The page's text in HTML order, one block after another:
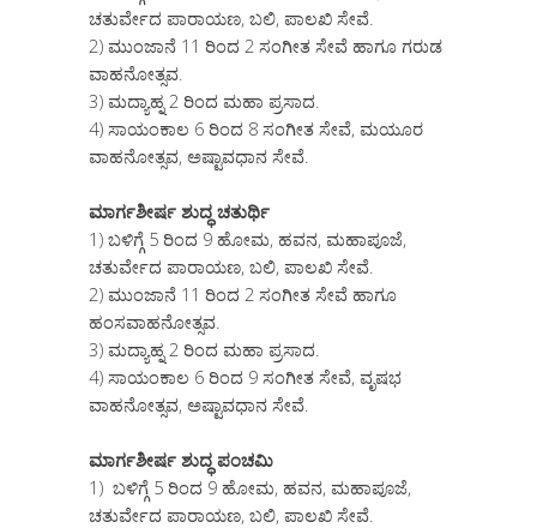
ಚತುರ್ವೇದ ಪಾರಾಯಣ, ಬಲಿ, ಪಾಲಖಿ ಸೇವೆ.
2) ಮುಂಜಾನೆ 11 ರಿಂದ 2 ಸಂಗೀತ ಸೇವೆ ಹಾಗೂ ಗರುಡ
ವಾಹನೋತ್ಸವ.
3) ಮದ್ಯಾಹ್ನ 2 ರಿಂದ ಮಹಾ ಪ್ರಸಾದ.
4) ಸಾಯಂಕಾಲ 6 ರಿಂದ 8 ಸಂಗೀತ ಸೇವೆ, ಮಯೂರ
ವಾಹನೋತ್ಸವ, ಅಷ್ಟಾವಧಾನ ಸೇವೆ.
ಮಾರ್ಗಶೀರ್ಷ ಶುದ್ಧ ಚತುರ್ಥಿ
1) ಬಳಿಗ್ಗೆ 5 ರಿಂದ 9 ಹೋಮ, ಹವನ, ಮಹಾಪೂಜೆ,
ಚತುರ್ವೇದ ಪಾರಾಯಣ, ಬಲಿ, ಪಾಲಖಿ ಸೇವೆ.
2) ಮುಂಜಾನೆ 11 ರಿಂದ 2 ಸಂಗೀತ ಸೇವೆ ಹಾಗೂ
ಹಂಸವಾಹನೋತ್ಸವ.
3) ಮದ್ಯಾಹ್ನ 2 ರಿಂದ ಮಹಾ ಪ್ರಸಾದ.
4) ಸಾಯಂಕಾಲ 6 ರಿಂದ 9 ಸಂಗೀತ ಸೇವೆ, ವೃಷಭ
ವಾಹನೋತ್ಸವ, ಅಷ್ಟಾವಧಾನ ಸೇವೆ.
ಮಾರ್ಗಶೀರ್ಷ ಶುದ್ಧ ಪಂಚಮಿ
1) ಬಳಿಗ್ಗೆ 5 ರಿಂದ 9 ಹೋಮ, ಹವನ, ಮಹಾಪೂಜೆ,
ಚತುರ್ವೇದ ಪಾರಾಯಣ, ಬಲಿ, ಪಾಲಖಿ ಸೇವೆ.